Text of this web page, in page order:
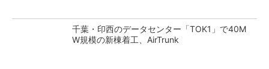
千葉・印西のデータセンター「TOK1」で40M
W規模の新棟着工、AirTrunk